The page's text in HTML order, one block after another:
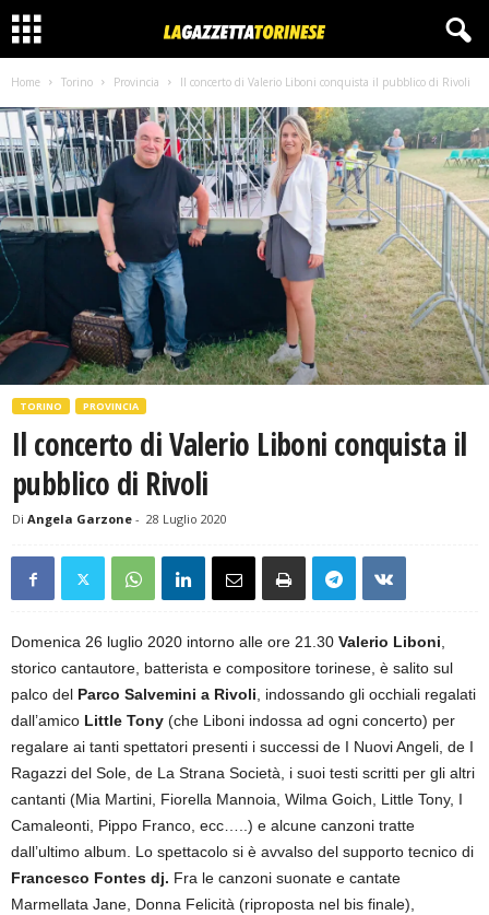
Home Torino Provincia Il concerto di Valerio Liboni conquista il pubblico di Rivoli
TORINO PROVINCIA
Il concerto di Valerio Liboni conquista il
pubblico di Rivoli
Di Angela Garzone - 28 Luglio 2020
Domenica 26 luglio 2020 intorno alle ore 21.30 Valerio Liboni,
storico cantautore, batterista e compositore torinese, è salito sul
palco del Parco Salvemini a Rivoli, indossando gli occhiali regalati
dall’amico Little Tony (che Liboni indossa ad ogni concerto) per
regalare ai tanti spettatori presenti i successi de I Nuovi Angeli, de I
Ragazzi del Sole, de La Strana Società, i suoi testi scritti per gli altri
cantanti (Mia Martini, Fiorella Mannoia, Wilma Goich, Little Tony, I
Camaleonti, Pippo Franco, ecc…..) e alcune canzoni tratte
dall’ultimo album. Lo spettacolo si è avvalso del supporto tecnico di
Francesco Fontes dj. Fra le canzoni suonate e cantate
Marmellata Jane, Donna Felicità (riproposta nel bis finale),